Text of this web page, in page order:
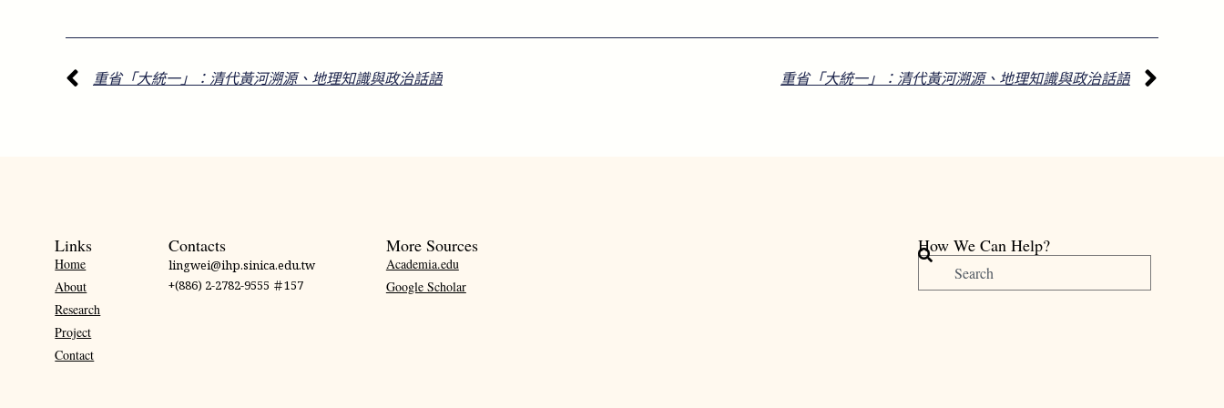
重省「大統一」：清代黃河溯源、地理知識與政治話語 重省「大統一」：清代黃河溯源、地理知識與政治話語
Links
Home
About
Research
Project
Contact
Contacts
lingwei@ihp.sinica.edu.tw
+(886) 2-2782-9555 ＃157
More Sources
Academia.edu
Google Scholar
How We Can Help?
搜